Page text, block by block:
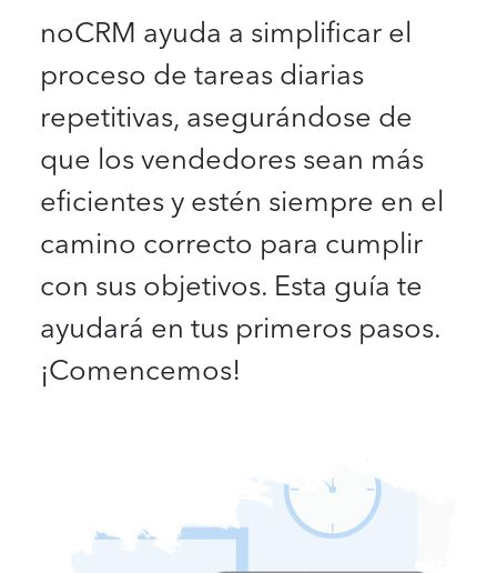
noCRM ayuda a simplificar el
proceso de tareas diarias
repetitivas, asegurándose de
que los vendedores sean más
eficientes y estén siempre en el
camino correcto para cumplir
con sus objetivos. Esta guía te
ayudará en tus primeros pasos.
¡Comencemos!